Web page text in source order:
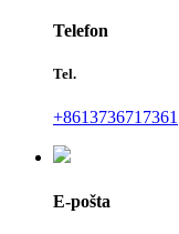
Telefon
Tel.
+8613736717361
E-pošta